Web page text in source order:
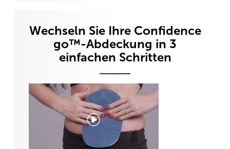
Wechseln Sie Ihre Confidence
go™-Abdeckung in 3
einfachen Schritten